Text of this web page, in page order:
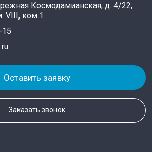
Космодамианская, д. 4/22,
VIII, ком.1
15
Оставить заявку
Заказать звонок